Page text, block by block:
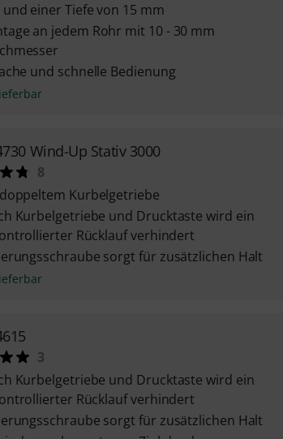
einer Tiefe von 15 mm
an jedem Rohr mit 10 - 30 mm
und schnelle Bedienung
Wind-Up Stativ 3000
8
Kurbelgetriebe
Kurbelgetriebe und Drucktaste wird ein
Rücklauf verhindert
sorgt für zusätzlichen Halt
3
Kurbelgetriebe und Drucktaste wird ein
Rücklauf verhindert
sorgt für zusätzlichen Halt